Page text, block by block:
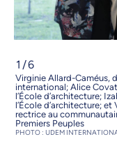
1 /6
Virginie Allard-Caméus,
international; Alice
l’École d’architecture;
l’École d’architecture;
rectrice au
Premiers Peuples
PHOTO : UDEM